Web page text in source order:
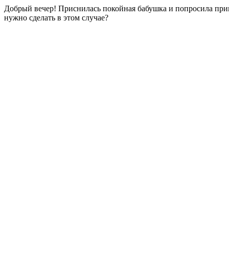
Добрый вечер! Приснилась покойная бабушка и попросила
нужно сделать в этом случае?